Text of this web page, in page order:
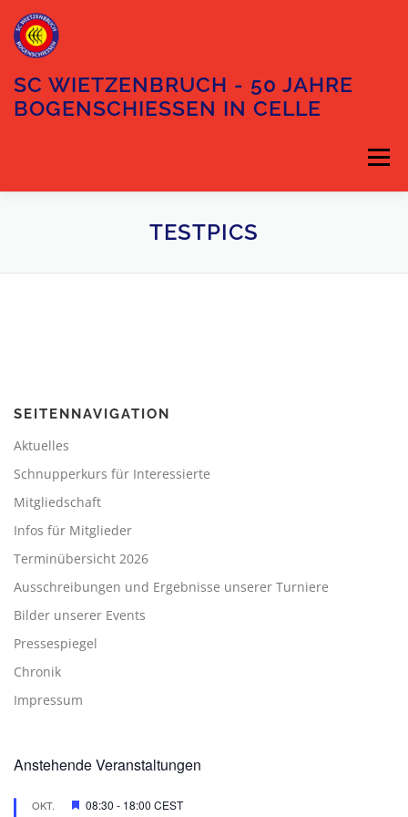
Inhalt
springen
SC WIETZENBRUCH - 50 JAHRE
BOGENSCHIESSEN IN CELLE
Menü
DER VORSTAND
TESTPICS
SEITENNAVIGATION
Aktuelles
Schnupperkurs für Interessierte
Mitgliedschaft
Infos für Mitglieder
Terminübersicht 2026
Ausschreibungen und Ergebnisse unserer Turniere
Bilder unserer Events
Pressespiegel
Chronik
Impressum
Anstehende Veranstaltungen
OKT. Hervorgehoben
08:30 - 18:00 CEST